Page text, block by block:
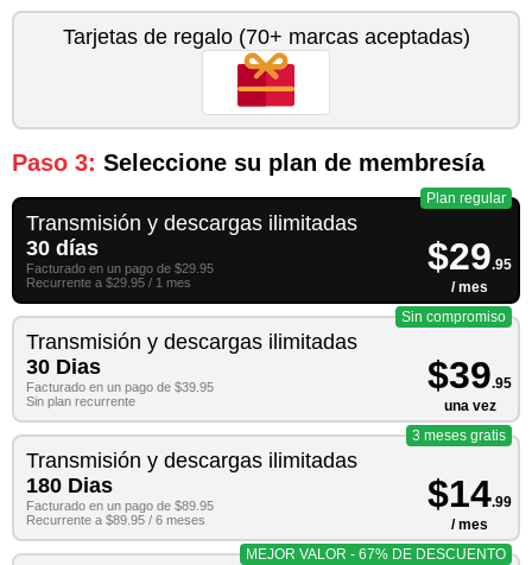
Tarjetas de regalo (70+ marcas aceptadas)
Paso 3: Seleccione su plan de membresía
Transmisión y descargas ilimitadas
30 días
Facturado en un pago de $29.95
Recurrente a $29.95 / 1 mes
$29.95
/ mes
Plan regular
Transmisión y descargas ilimitadas
30 Dias
Facturado en un pago de $39.95
Sin plan recurrente
$39.95
una vez
Sin compromiso
Transmisión y descargas ilimitadas
180 Dias
Facturado en un pago de $89.95
Recurrente a $89.95 / 6 meses
$14.99
/ mes
3 meses gratis
MEJOR VALOR - 67% DE DESCUENTO